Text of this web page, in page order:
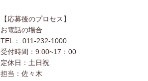
【応募後のプロセス】
お電話の場合
TEL： 011-232-1000
受付時間：9:00~17：00
定休日：土日祝
担当：佐々木